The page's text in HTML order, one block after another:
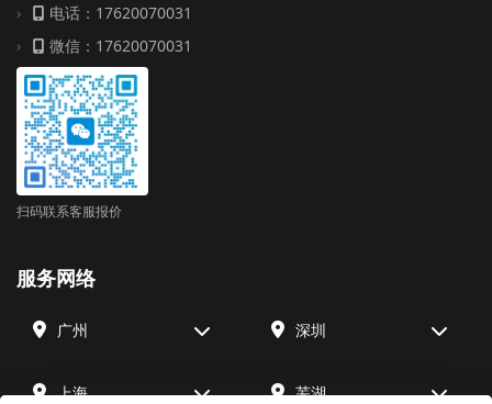
电话：17620070031
微信：17620070031
扫码联系客服报价
服务网络
广州 深圳
上海 芜湖